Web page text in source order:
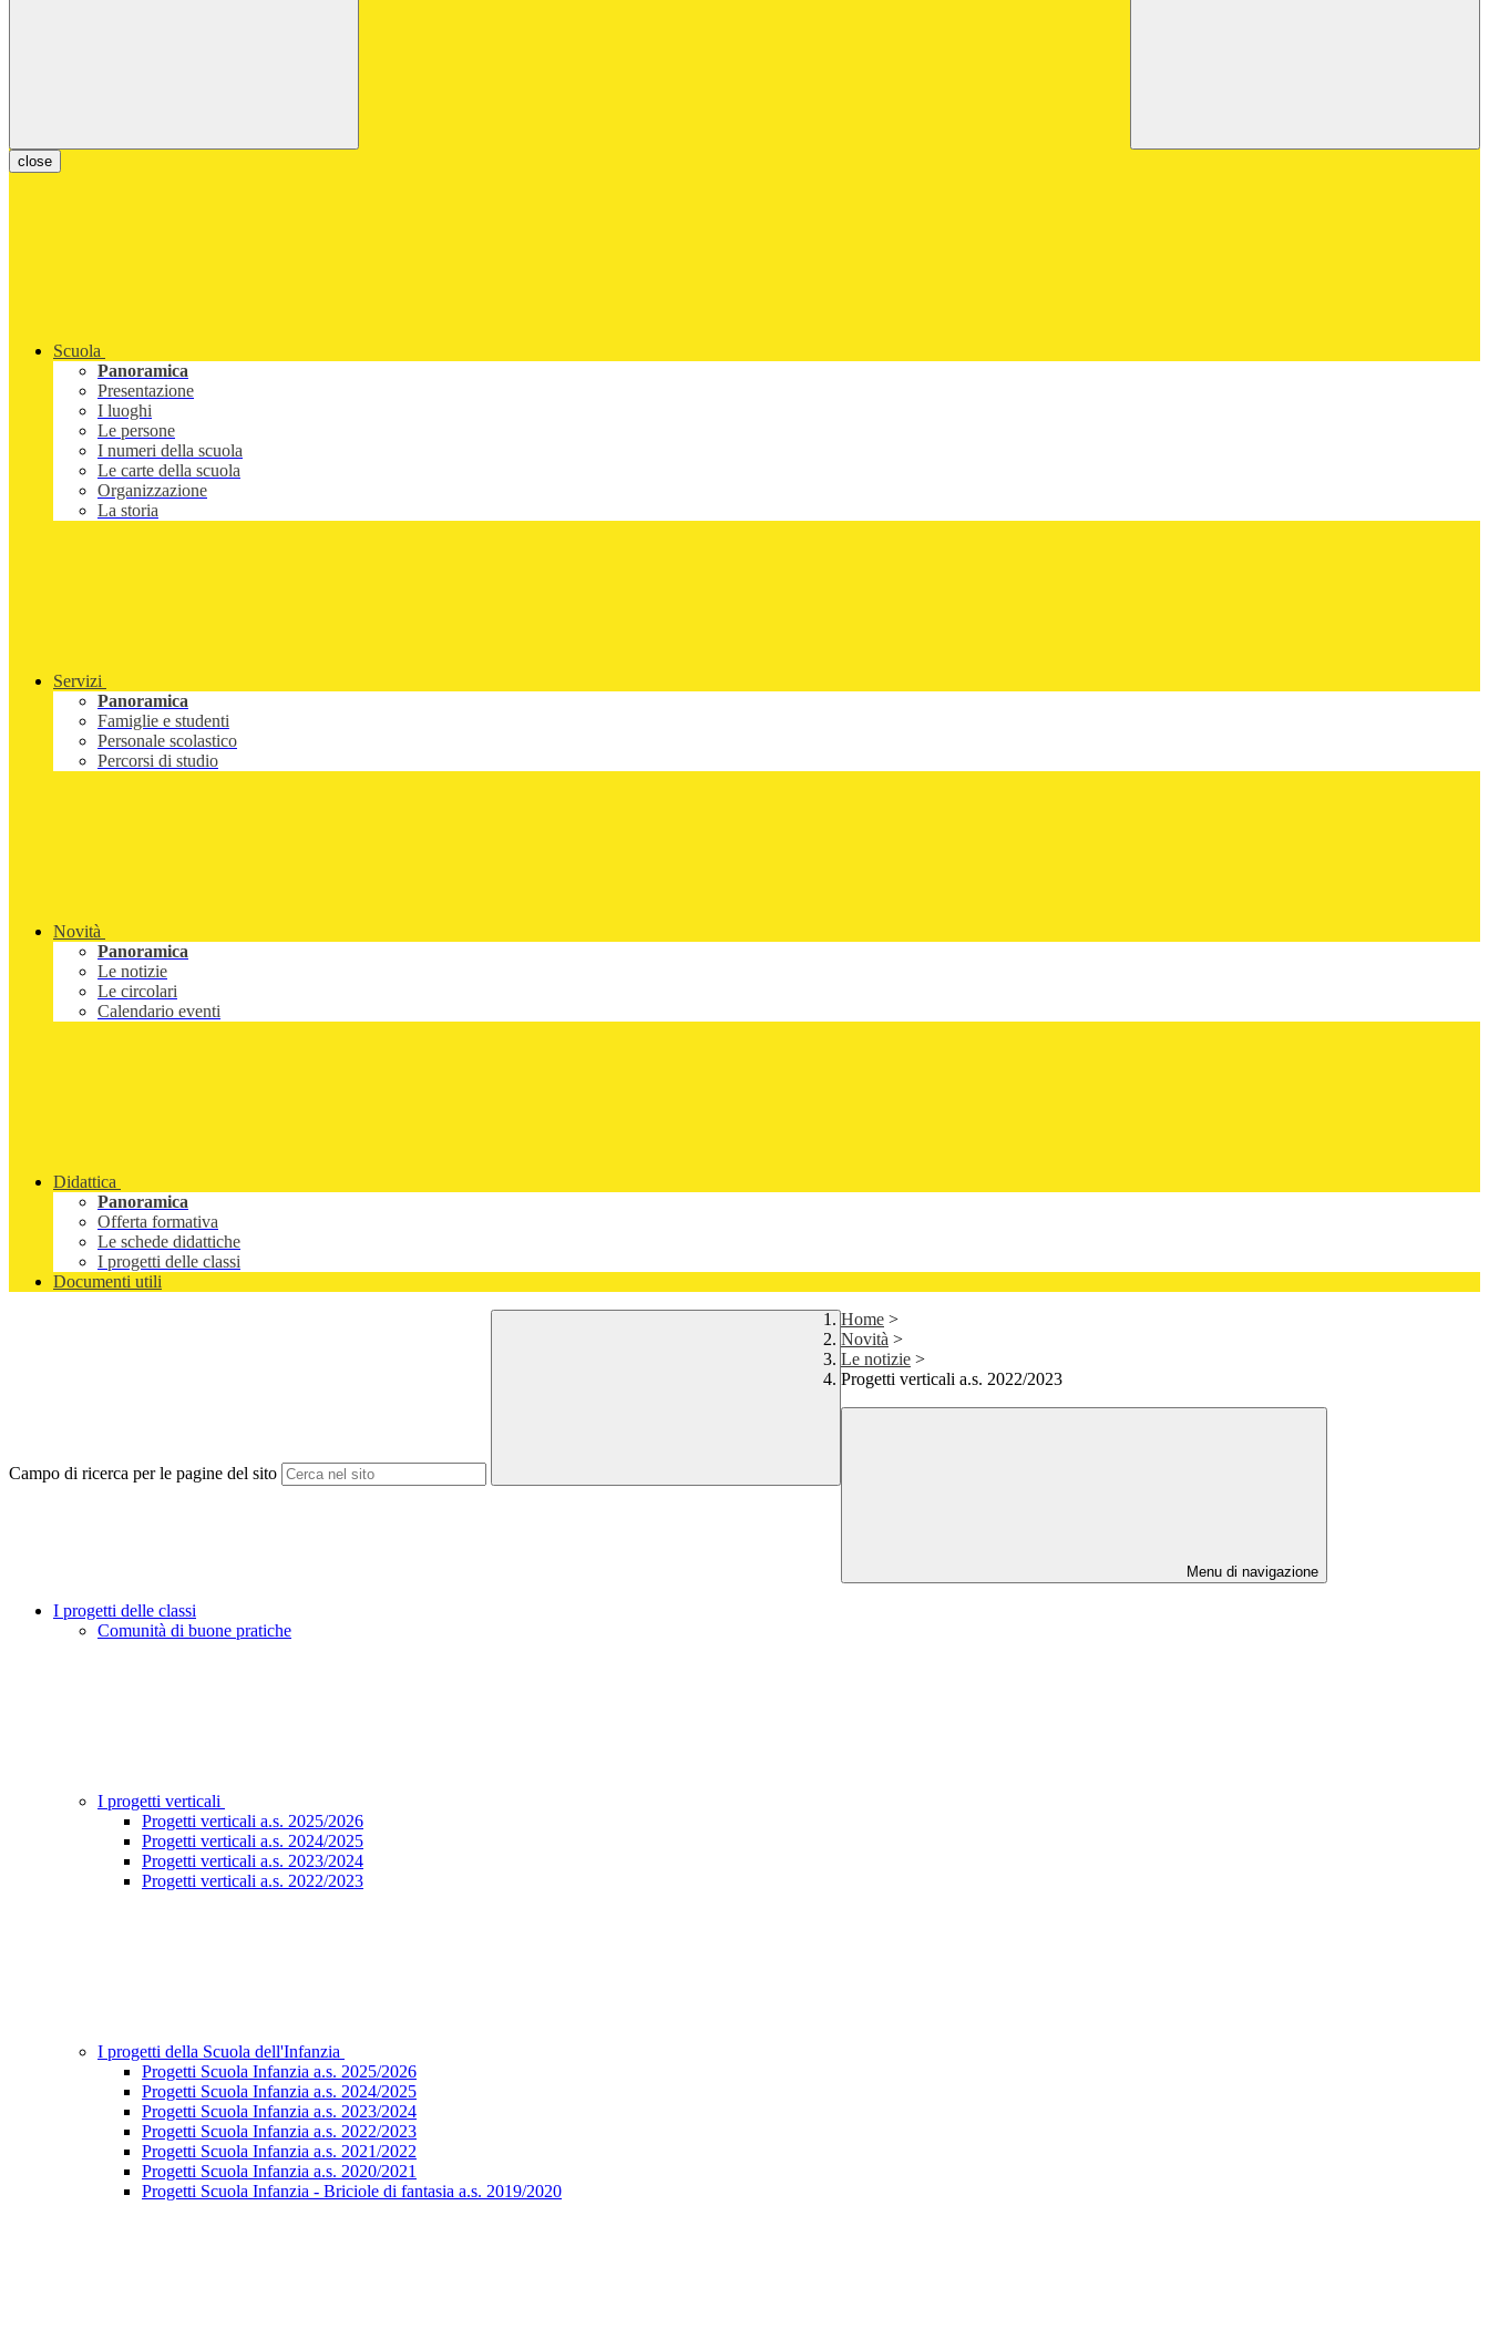
close
Scuola
Panoramica
Presentazione
I luoghi
Le persone
I numeri della scuola
Le carte della scuola
Organizzazione
La storia
Servizi
Panoramica
Famiglie e studenti
Personale scolastico
Percorsi di studio
Novità
Panoramica
Le notizie
Le circolari
Calendario eventi
Didattica
Panoramica
Offerta formativa
Le schede didattiche
I progetti delle classi
Documenti utili
Campo di ricerca per le pagine del sito
Home >
Novità >
Le notizie >
Progetti verticali a.s. 2022/2023
Menu di navigazione
I progetti delle classi
Comunità di buone pratiche
I progetti verticali
Progetti verticali a.s. 2025/2026
Progetti verticali a.s. 2024/2025
Progetti verticali a.s. 2023/2024
Progetti verticali a.s. 2022/2023
I progetti della Scuola dell'Infanzia
Progetti Scuola Infanzia a.s. 2025/2026
Progetti Scuola Infanzia a.s. 2024/2025
Progetti Scuola Infanzia a.s. 2023/2024
Progetti Scuola Infanzia a.s. 2022/2023
Progetti Scuola Infanzia a.s. 2021/2022
Progetti Scuola Infanzia a.s. 2020/2021
Progetti Scuola Infanzia - Briciole di fantasia a.s. 2019/2020